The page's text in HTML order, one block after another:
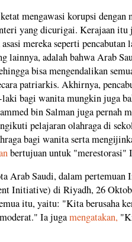
mengawasi korupsi dengan
yang dicurigai. Kerajaan itu
mereka seperti
lainnya, adalah bahwa Arab
bisa mengendalikan
patriarkis. Akhirnya,
bagi wanita mungkin juga
bin Salman juga pernah
pelajaran olahraga di
bagi wanita serta
bertujuan untuk "merestorasi"
Arab Saudi, dalam
Initiative) di Riyadh, 26
itu, yaitu: "Kita berusaha
Ia jugamengatakan,